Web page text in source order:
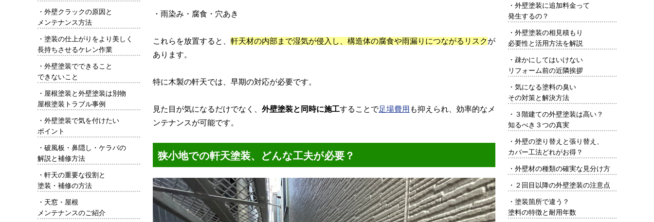
・ 外壁クラックの原因と
メンテナンス方法
・ 塗装の仕上がりをより美しく
長持ちさせるケレン作業
・ 外壁塗装でできること
できないこと
・ 屋根塗装と外壁塗装は別物
屋根塗装トラブル事例
・ 外壁塗装で気を付けたい
ポイント
・ 破風板・鼻隠し・ケラバの
解説と補修方法
・ 軒天の重要な役割と
塗装・補修の方法
・ 天窓・屋根
メンテナンスのご紹介
・雨染み・腐食・穴あき
これらを放置すると、 軒天材の内部まで湿気が侵入し、構造体の腐食や雨漏りにつながるリスクが
あります。
特に木製の軒天では、早期の対応が必要です。
見た目が気になるだけでなく、 外壁塗装と同時に施工することで足場費用 も抑えられ、効率的なメ
ンテナンスが可能です。
狭小地での軒天塗装、どんな工夫が必要？
・ 外壁塗装に追加料金って
発生するの？
・ 外壁塗装の相見積もり
必要性と活用方法を解説
・ 疎かにしてはいけない
リフォーム前の近隣挨拶
・ 気になる塗料の臭い
その対策と解決方法
・ ３階建ての外壁塗装は高い？
知るべき３つの真実
・ 外壁の塗り替えと張り替え、
カバー工法どれがお得？
・ 外壁材の種類の確実な見分け方
・ ２回目以降の外壁塗装の注意点
・ 塗装箇所で違う？
塗料の特徴と耐用年数